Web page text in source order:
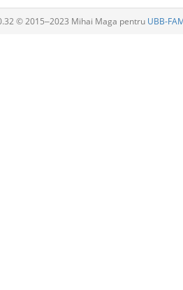
© 2015‒2023 Mihai Maga pentru UBB-